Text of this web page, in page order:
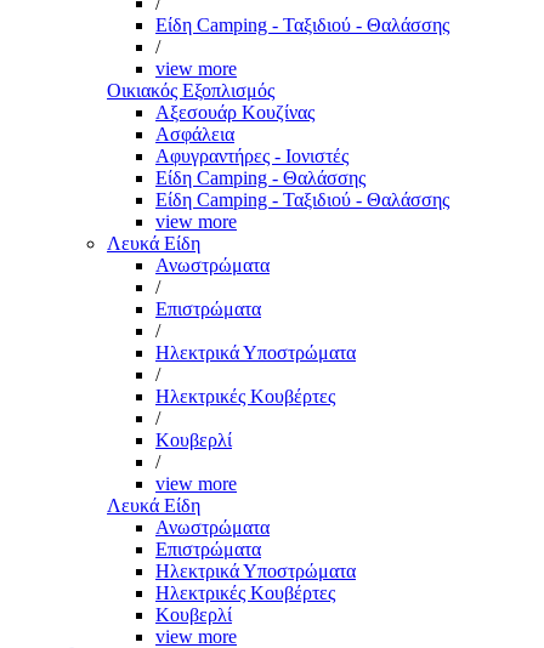
Είδη Camping - Ταξιδιού - Θαλάσσης
/
view more
Οικιακός Εξοπλισμός
Αξεσουάρ Κουζίνας
Ασφάλεια
Αφυγραντήρες - Ιονιστές
Είδη Camping - Θαλάσσης
Είδη Camping - Ταξιδιού - Θαλάσσης
view more
Λευκά Είδη
Ανωστρώματα
/
Επιστρώματα
/
Ηλεκτρικά Υποστρώματα
/
Ηλεκτρικές Κουβέρτες
/
Κουβερλί
/
view more
Λευκά Είδη
Ανωστρώματα
Επιστρώματα
Ηλεκτρικά Υποστρώματα
Ηλεκτρικές Κουβέρτες
Κουβερλί
view more